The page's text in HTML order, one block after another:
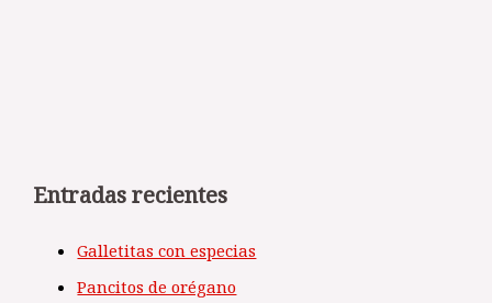
Entradas recientes
Galletitas con especias
Pancitos de orégano